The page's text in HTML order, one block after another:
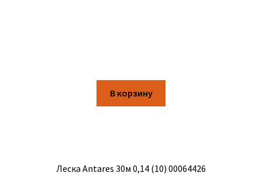
В корзину
Леска Antares 30м 0,14 (10) 00064426